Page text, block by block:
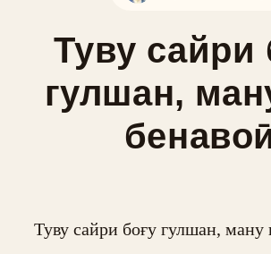
Туву сайри
гулшан,
Туву сайри боғу гулшан, ману